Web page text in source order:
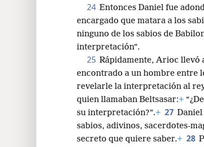
nos has revelado lo que le
24 Entonces Daniel fue
encargado que matara a los
ninguno de los sabios de
interpretación”.
25 Rápidamente, Arioc llevó
encontrado a un hombre entre
revelarle la interpretación al
quien llamaban Beltsasar:+
su interpretación?”.+ 27
sabios, adivinos, sacerdotes-